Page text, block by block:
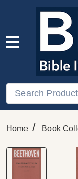
Search
Home / Book